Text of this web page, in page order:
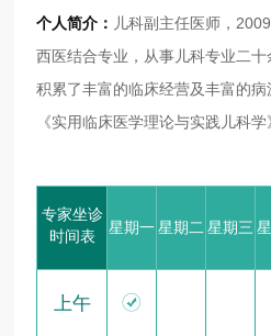
个人简介： 儿科副主任医师，
西医结合专业，从事儿科专业二十
积累了丰富的临床经营及丰富的
《实用临床医学理论与实践儿科学
专家坐诊
时间表
星期一 星期二 星期三
上午 